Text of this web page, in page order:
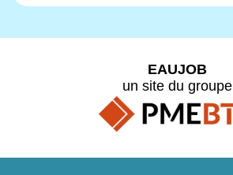
EAUJOB
un site du groupe